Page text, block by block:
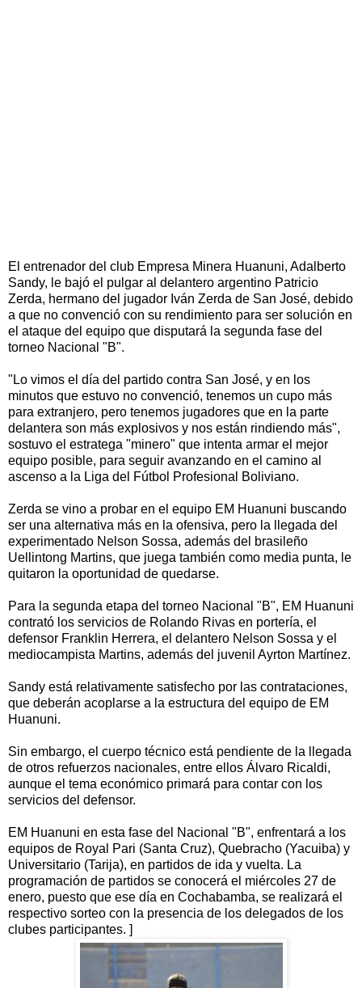
El entrenador del club Empresa Minera Huanuni, Adalberto
Sandy, le bajó el pulgar al delantero argentino Patricio
Zerda, hermano del jugador Iván Zerda de San José, debido
a que no convenció con su rendimiento para ser solución en
el ataque del equipo que disputará la segunda fase del
torneo Nacional "B".
"Lo vimos el día del partido contra San José, y en los
minutos que estuvo no convenció, tenemos un cupo más
para extranjero, pero tenemos jugadores que en la parte
delantera son más explosivos y nos están rindiendo más",
sostuvo el estratega "minero" que intenta armar el mejor
equipo posible, para seguir avanzando en el camino al
ascenso a la Liga del Fútbol Profesional Boliviano.
Zerda se vino a probar en el equipo EM Huanuni buscando
ser una alternativa más en la ofensiva, pero la llegada del
experimentado Nelson Sossa, además del brasileño
Uellintong Martins, que juega también como media punta, le
quitaron la oportunidad de quedarse.
Para la segunda etapa del torneo Nacional "B", EM Huanuni
contrató los servicios de Rolando Rivas en portería, el
defensor Franklin Herrera, el delantero Nelson Sossa y el
mediocampista Martins, además del juvenil Ayrton Martínez.
Sandy está relativamente satisfecho por las contrataciones,
que deberán acoplarse a la estructura del equipo de EM
Huanuni.
Sin embargo, el cuerpo técnico está pendiente de la llegada
de otros refuerzos nacionales, entre ellos Álvaro Ricaldi,
aunque el tema económico primará para contar con los
servicios del defensor.
EM Huanuni en esta fase del Nacional "B", enfrentará a los
equipos de Royal Pari (Santa Cruz), Quebracho (Yacuiba) y
Universitario (Tarija), en partidos de ida y vuelta. La
programación de partidos se conocerá el miércoles 27 de
enero, puesto que ese día en Cochabamba, se realizará el
respectivo sorteo con la presencia de los delegados de los
clubes participantes. ]